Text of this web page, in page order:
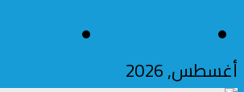
للتواصل والإعلان
أغسطس, 2026